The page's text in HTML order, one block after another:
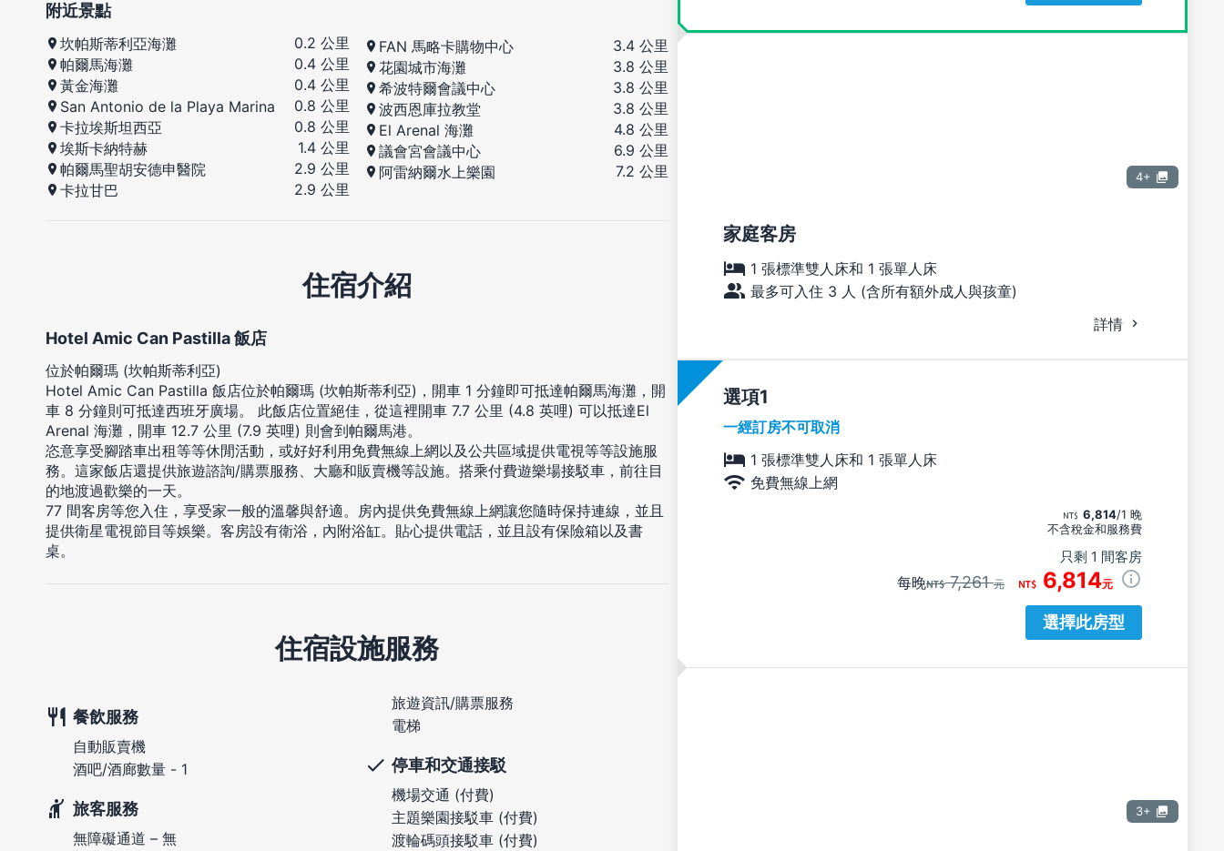
4+
家庭客房
1 張標準雙人床和 1 張單人床
最多可入住 3 人 (含所有額外成人與孩童)
詳情
選項
一經訂房不可取消
1 張標準雙人床和 1 張單人床
免費無線上網
6,814/1 晚
不含稅金和服務費
只剩 1 間客房
每晚 7,261元 6,814元
選擇此房型
3+
附近景點
坎帕斯蒂利亞海灘
0.2 公里
帕爾馬海灘
0.4 公里
黃金海灘
0.4 公里
San Antonio de la Playa Marina
0.8 公里
卡拉埃斯坦西亞
0.8 公里
埃斯卡納特赫
1.4 公里
帕爾馬聖胡安德申醫院
2.9 公里
卡拉甘巴
2.9 公里
FAN 馬略卡購物中心
3.4 公里
花園城市海灘
3.8 公里
希波特爾會議中心
3.8 公里
波西恩庫拉教堂
3.8 公里
El Arenal 海灘
4.8 公里
議會宮會議中心
6.9 公里
阿雷納爾水上樂園
7.2 公里
住宿介紹
Hotel Amic Can Pastilla 飯店
位於帕爾瑪 (坎帕斯蒂利亞)
Hotel Amic Can Pastilla 飯店位於帕爾瑪 (坎帕斯蒂利亞)，開車 1 分鐘即可抵達帕爾馬海灘，開
車 8 分鐘則可抵達西班牙廣場。 此飯店位置絕佳，從這裡開車 7.7 公里 (4.8 英哩) 可以抵達El
Arenal 海灘，開車 12.7 公里 (7.9 英哩) 則會到帕爾馬港。
恣意享受腳踏車出租等等休閒活動，或好好利用免費無線上網以及公共區域提供電視等等設施服
務。這家飯店還提供旅遊諮詢/購票服務、大廳和販賣機等設施。搭乘付費遊樂場接駁車，前往目
的地渡過歡樂的一天。
77 間客房等您入住，享受家一般的溫馨與舒適。房內提供免費無線上網讓您隨時保持連線，並且
提供衛星電視節目等娛樂。客房設有衛浴，內附浴缸。貼心提供電話，並且設有保險箱以及書
桌。
住宿設施服務
餐飲服務
自動販賣機
酒吧/酒廊數量 - 1
旅客服務
無障礙通道 – 無
旅遊資訊/購票服務
電梯
停車和交通接駁
機場交通 (付費)
主題樂園接駁車 (付費)
渡輪碼頭接駁車 (付費)